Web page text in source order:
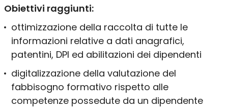
Obiettivi raggiunti:
ottimizzazione della raccolta di tutte le
informazioni relative a dati anagrafici,
patentini, DPI ed abilitazioni dei dipendenti
digitalizzazione della valutazione del
fabbisogno formativo rispetto alle
competenze possedute da un dipendente